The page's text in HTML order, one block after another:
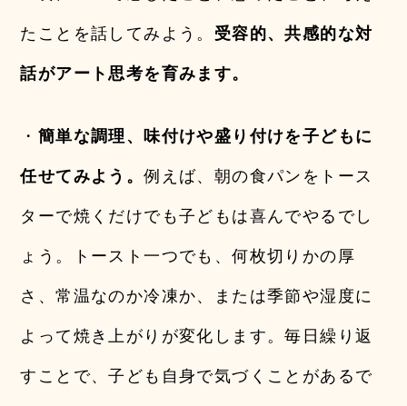
たことを話してみよう。 受容的、共感的な対
話がアート思考を育みます。
・ 簡単な調理、味付けや盛り付けを子どもに
任せてみよう。例えば、朝の食パンをトース
ターで焼くだけでも子どもは喜んでやるでし
ょう。トースト一つでも、何枚切りかの厚
さ、常温なのか冷凍か、または季節や湿度に
よって焼き上がりが変化します。毎日繰り返
すことで、子ども自身で気づくことがあるで